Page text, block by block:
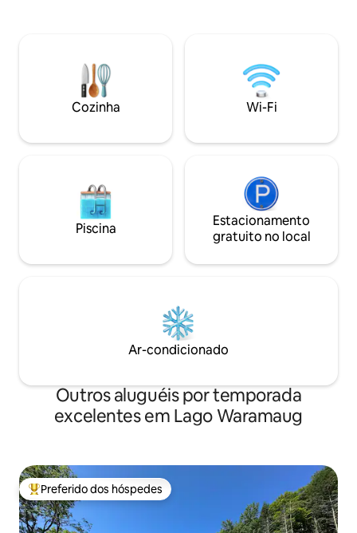
evocando locais que você pode esperar
ver em pequenas aldeias agrícolas
europeias. Você provavelmente nos
verá em nossos tratores trazendo feno
andar de cima
cama king-size e
chuveiro. Lá fora há uma área de jantar
no pátio e
Cozinha Wi-Fi
Piscina
Estacionamento
gratuito no local
Ar-condicionado
Outros aluguéis por temporada
excelentes em Lago Waramaug
Entre os melhores preferidos dos hóspedes
Preferido dos hóspedes